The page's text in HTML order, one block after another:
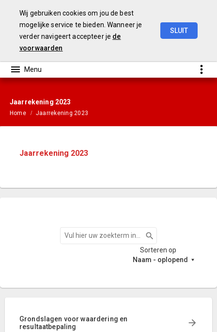
Wij gebruiken cookies om jou de best
mogelijke service te bieden. Wanneer je
verder navigeert accepteer je de
voorwaarden
SLUIT
Jaarrekening 2023
Home Jaarrekening 2023
Jaarrekening 2023
Zoeken
Sorteren op
Naam - oplopend
Grondslagen voor waardering en
resultaatbepaling